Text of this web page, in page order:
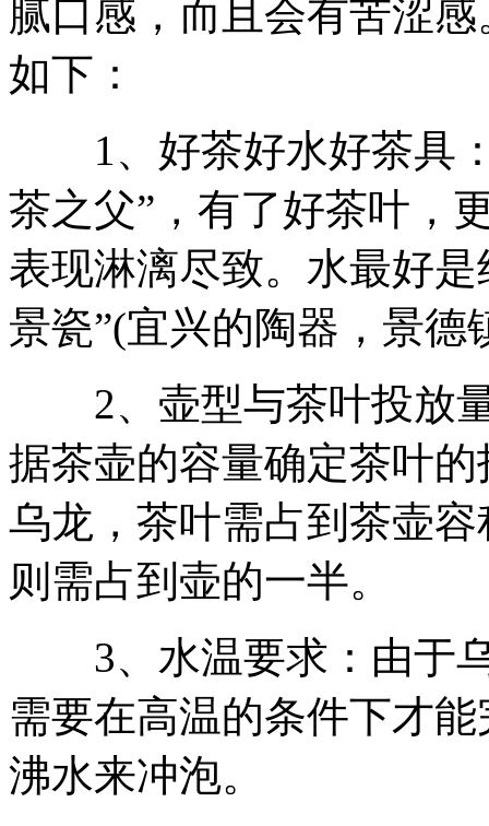
腻口感，而且会有苦涩
如下：
1、好茶好水好茶具：
茶之父”，有了好茶叶，
表现淋漓尽致。水最好
景瓷”(宜兴的陶器，景德
2、壶型与茶叶投放量
据茶壶的容量确定茶叶
乌龙，茶叶需占到茶壶
则需占到壶的一半。
3、水温要求：由于乌
需要在高温的条件下才
沸水来冲泡。